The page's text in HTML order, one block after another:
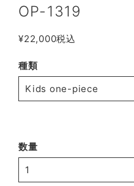
OP-1319
¥22,000税込
種類
数量